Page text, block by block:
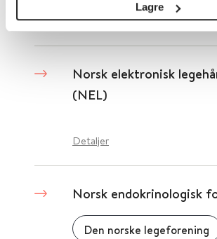
Lagre
Detaljer
Norsk elektronisk
(NEL)
Detaljer
Norsk endokrinologisk
Den norske legeforening